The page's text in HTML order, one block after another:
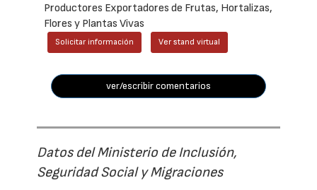
Productores Exportadores de Frutas, Hortalizas,
Flores y Plantas Vivas
Solicitar información Ver stand virtual
ver/escribir comentarios
Datos del Ministerio de Inclusión,
Seguridad Social y Migraciones